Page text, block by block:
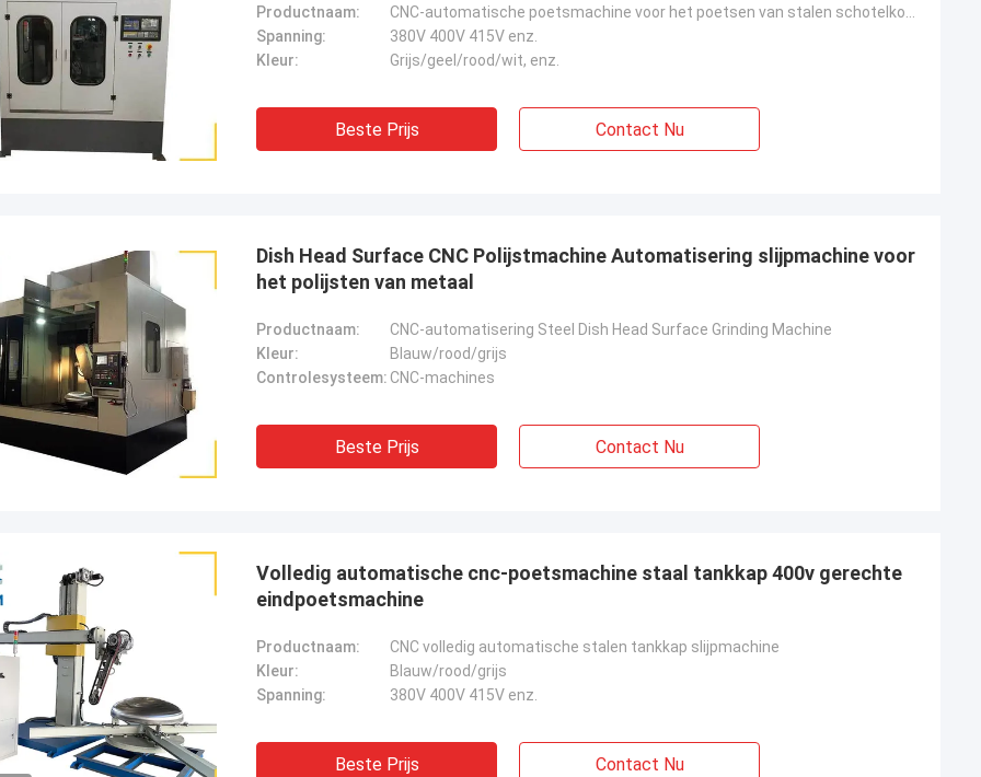
Productnaam:
Spanning:
380V 400V 415V enz.
Kleur:
Grijs/geel/rood/wit, enz.
Beste Prijs Contact Nu
Dish Head Surface CNC Polijstmachine Automatisering slijpmachine voor
het polijsten van metaal
Productnaam:
CNC-automatisering Steel Dish Head Surface Grinding Machine
Kleur:
Blauw/rood/grijs
Controlesysteem: CNC-machines
Beste Prijs Contact Nu
Volledig automatische cnc-poetsmachine staal tankkap 400v gerechte
eindpoetsmachine
Productnaam:
CNC volledig automatische stalen tankkap slijpmachine
Kleur:
Blauw/rood/grijs
Spanning:
380V 400V 415V enz.
Beste Prijs Contact Nu